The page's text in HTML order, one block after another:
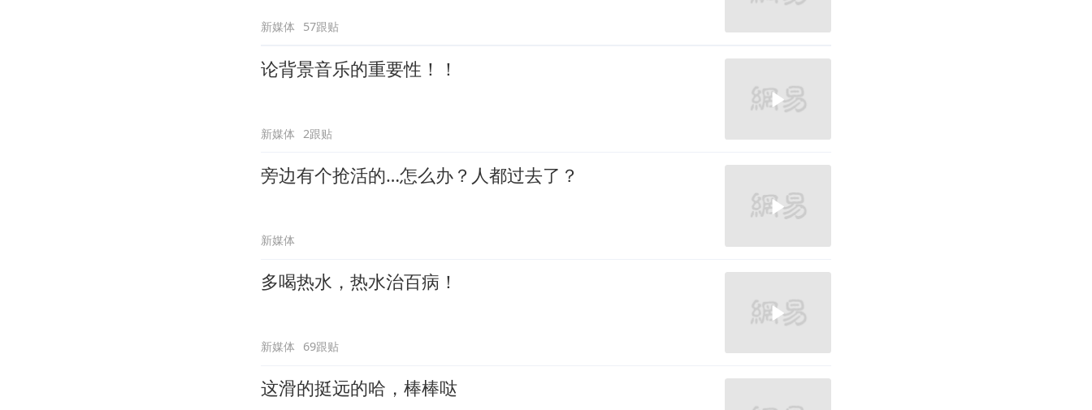
新媒体 57跟贴
论背景音乐的重要性！！
新媒体 2跟贴
旁边有个抢活的…怎么办？人都过去了？
新媒体
多喝热水，热水治百病！
新媒体 69跟贴
这滑的挺远的哈，棒棒哒